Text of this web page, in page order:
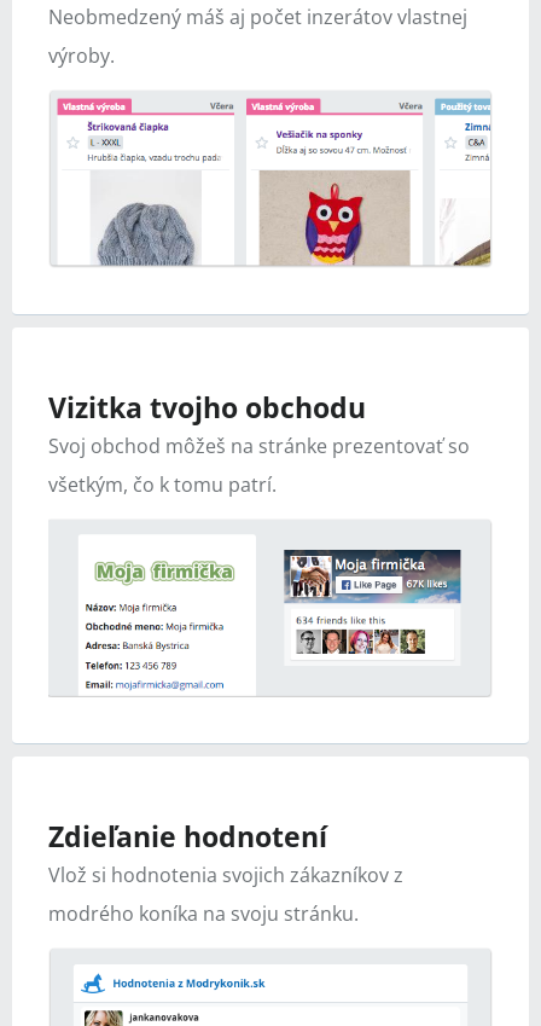
Neobmedzený máš aj počet inzerátov vlastnej
výroby.
Vizitka tvojho obchodu
Svoj obchod môžeš na stránke prezentovať so
všetkým, čo k tomu patrí.
Zdieľanie hodnotení
Vlož si hodnotenia svojich zákazníkov z
modrého koníka na svoju stránku.